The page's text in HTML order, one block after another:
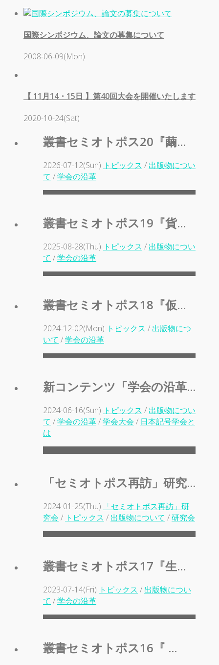
国際シンポジウム、論文の募集について
2008-06-09(Mon)
【 11月14・15日 】第40回大会を開催いたします
2020-10-24(Sat)
叢書セミオトポス20『繭...
2026-07-12(Sun) トピックス / 出版物につい
て /学会の沿革
叢書セミオトポス19『貨...
2025-08-28(Thu) トピックス / 出版物につい
て /学会の沿革
叢書セミオトポス18『仮...
2024-12-02(Mon) トピックス / 出版物につ
いて /学会の沿革
新コンテンツ「学会の沿革...
2024-06-16(Sun) トピックス / 出版物につい
て /学会の沿革/学会大会 / 日本記号学会と
は
「セミオトポス再訪」研究...
2024-01-25(Thu)
「セミオトポス再訪」研
究会 / トピックス / 出版物について /研究会
叢書セミオトポス17『生...
2023-07-14(Fri) トピックス / 出版物につい
て /学会の沿革
叢書セミオトポス16『 ...